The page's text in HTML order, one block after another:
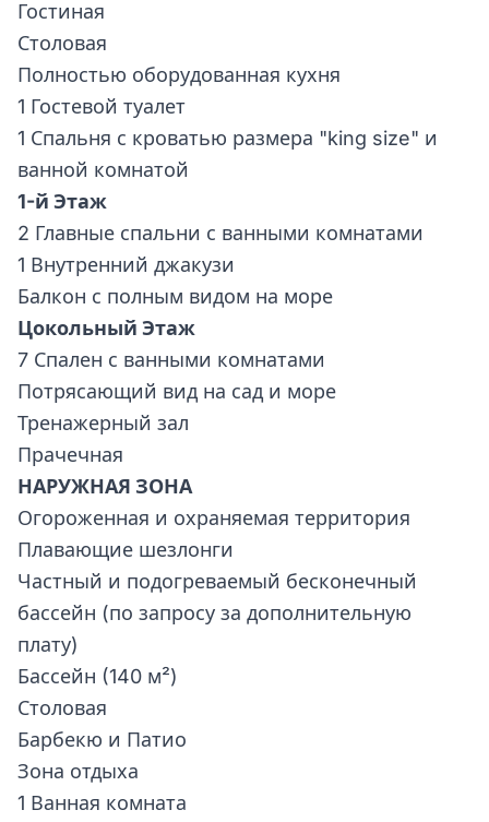
Гостиная
Столовая
Полностью оборудованная кухня
1 Гостевой туалет
1 Спальня с кроватью размера "king size" и
ванной комнатой
1-й Этаж
2 Главные спальни с ванными комнатами
1 Внутренний джакузи
Балкон с полным видом на море
Цокольный Этаж
7 Спален с ванными комнатами
Потрясающий вид на сад и море
Тренажерный зал
Прачечная
НАРУЖНАЯ ЗОНА
Огороженная и охраняемая территория
Плавающие шезлонги
Частный и подогреваемый бесконечный
бассейн (по запросу за дополнительную
плату)
Бассейн (140 м²)
Столовая
Барбекю и Патио
Зона отдыха
1 Ванная комната